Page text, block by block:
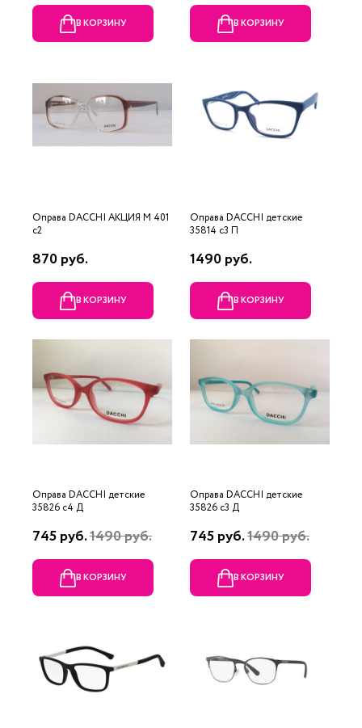
В КОРЗИНУ В КОРЗИНУ
Оправа DACCHI АКЦИЯ М 401
c2
870 руб.
В КОРЗИНУ
Оправа DACCHI детские
35814 c3 П
1490 руб.
В КОРЗИНУ
Оправа DACCHI детские
35826 c4 Д
745 руб.1490 руб.
В КОРЗИНУ
Оправа DACCHI детские
35826 c3 Д
745 руб.1490 руб.
В КОРЗИНУ